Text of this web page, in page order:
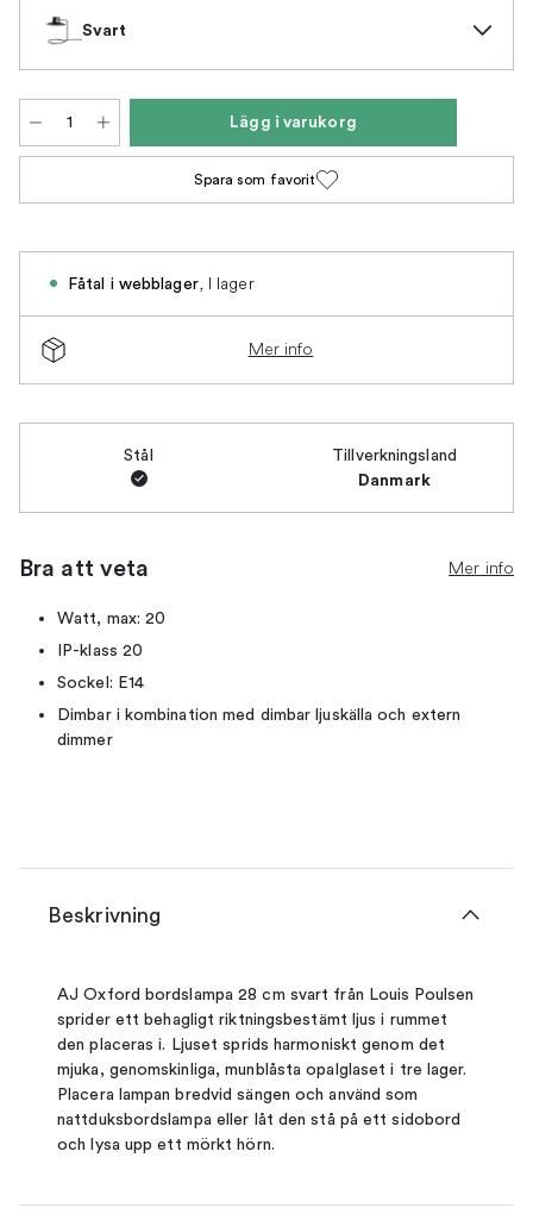
Svart
Lägg i varukorg
Spara som favorit
Fåtal i webblager, I lager
Mer info
Stål Tillverkningsland
Danmark
Bra att veta Mer info
Watt, max: 20
IP-klass 20
Sockel: E14
Dimbar i kombination med dimbar ljuskälla och extern
dimmer
Beskrivning
AJ Oxford bordslampa 28 cm svart från Louis Poulsen
sprider ett behagligt riktningsbestämt ljus i rummet
den placeras i. Ljuset sprids harmoniskt genom det
mjuka, genomskinliga, munblåsta opalglaset i tre lager.
Placera lampan bredvid sängen och använd som
nattduksbordslampa eller låt den stå på ett sidobord
och lysa upp ett mörkt hörn.